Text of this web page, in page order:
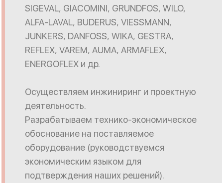
SIGEVAL, GIACOMINI, GRUNDFOS, WILO,
ALFA-LAVAL, BUDERUS, VIESSMANN,
JUNKERS, DANFOSS, WIKA, GESTRA,
REFLEX, VAREM, AUMA, ARMAFLEX,
ENERGOFLEX и др.
Осуществляем инжиниринг и проектную
деятельность.
Разрабатываем технико-экономическое
обоснование на поставляемое
оборудование (руководствуемся
экономическим языком для
подтверждения наших решений).